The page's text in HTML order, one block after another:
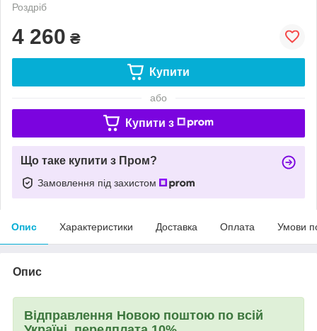
Роздріб
4 260 ₴
Купити
або
Купити з
Що таке купити з Пром?
Замовлення під захистом
Опис Характеристики Доставка Оплата Умови
Опис
Відправлення Новою поштою по всій